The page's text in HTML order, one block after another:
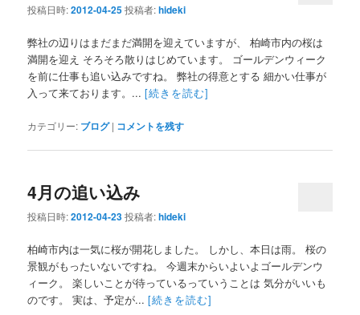
投稿日時:2012-04-25投稿者:hideki
弊社の辺りはまだまだ満開を迎えていますが、 柏崎市内の桜は
満開を迎え そろそろ散りはじめています。 ゴールデンウィーク
を前に仕事も追い込みですね。 弊社の得意とする 細かい仕事が
入って来ております。...[続きを読む]
カテゴリー: ブログ | コメントを残す
4月の追い込み
投稿日時:2012-04-23投稿者:hideki
柏崎市内は一気に桜が開花しました。 しかし、本日は雨。 桜の
景観がもったいないですね。 今週末からいよいよゴールデンウ
ィーク。 楽しいことが待っているっていうことは 気分がいいも
のです。 実は、予定が...[続きを読む]